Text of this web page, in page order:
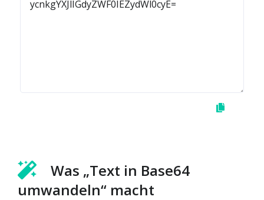
Was „Text in Base64
umwandeln“ macht